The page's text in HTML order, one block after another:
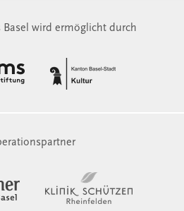
Basel wird ermöglicht durch